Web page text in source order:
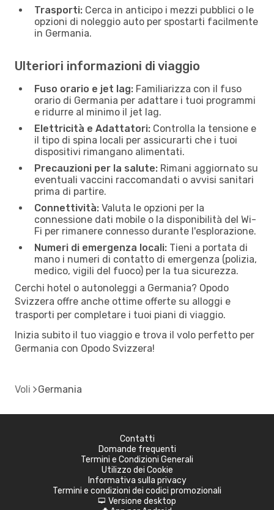
Trasporti: Cerca in anticipo i mezzi pubblici o le
opzioni di noleggio auto per spostarti facilmente
in Germania.
Ulteriori informazioni di viaggio
Fuso orario e jet lag: Familiarizza con il fuso
orario di Germania per adattare i tuoi programmi
e ridurre al minimo il jet lag.
Elettricità e Adattatori: Controlla la tensione e
il tipo di spina locali per assicurarti che i tuoi
dispositivi rimangano alimentati.
Precauzioni per la salute: Rimani aggiornato su
eventuali vaccini raccomandati o avvisi sanitari
prima di partire.
Connettività: Valuta le opzioni per la
connessione dati mobile o la disponibilità del Wi-
Fi per rimanere connesso durante l'esplorazione.
Numeri di emergenza locali: Tieni a portata di
mano i numeri di contatto di emergenza (polizia,
medico, vigili del fuoco) per la tua sicurezza.
Cerchi hotel o autonoleggi a Germania? Opodo
Svizzera offre anche ottime offerte su alloggi e
trasporti per completare i tuoi piani di viaggio.
Inizia subito il tuo viaggio e trova il volo perfetto per
Germania con Opodo Svizzera!
Voli Germania
Contatti
Domande frequenti
Termini e Condizioni Generali
Utilizzo dei Cookie
Informativa sulla privacy
Termini e condizioni dei codici promozionali
d Versione desktop